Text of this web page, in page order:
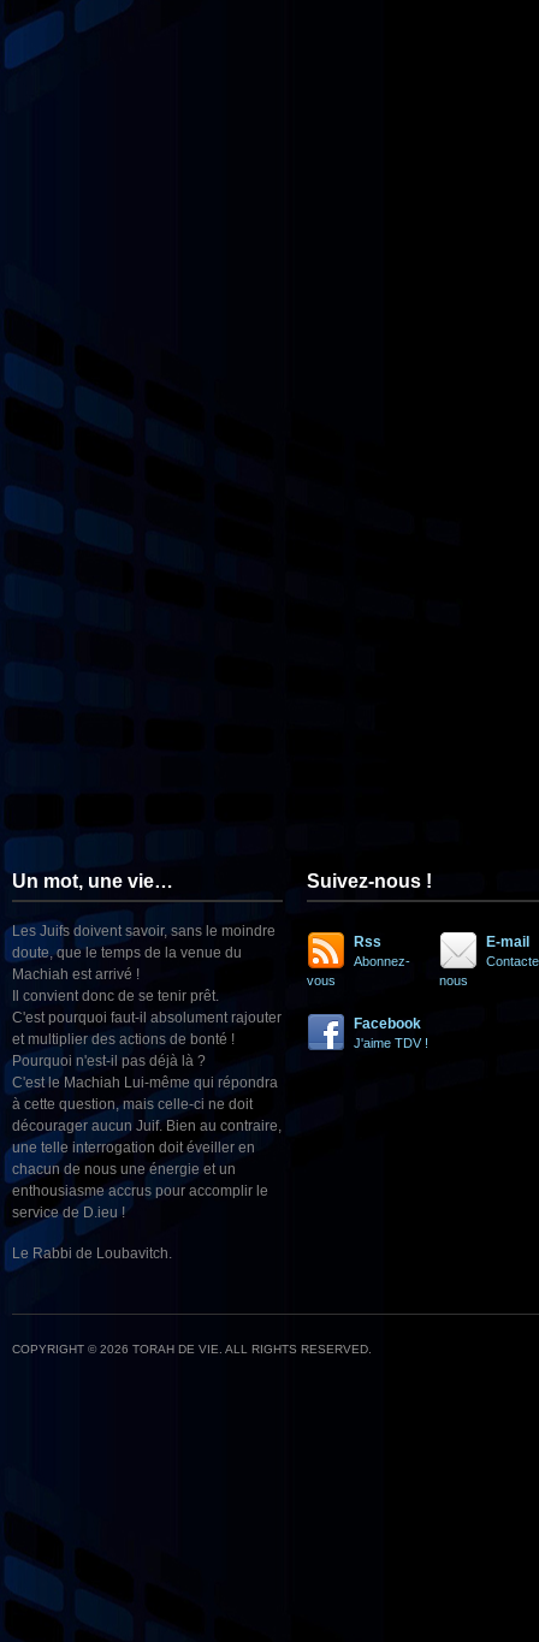
Un mot, une vie…
Les Juifs doivent savoir, sans le moindre
doute, que le temps de la venue du
Machiah est arrivé !
Il convient donc de se tenir prêt.
C'est pourquoi faut-il absolument rajouter
et multiplier des actions de bonté !
Pourquoi n'est-il pas déjà là ?
C'est le Machiah Lui-même qui répondra
à cette question, mais celle-ci ne doit
décourager aucun Juif. Bien au contraire,
une telle interrogation doit éveiller en
chacun de nous une énergie et un
enthousiasme accrus pour accomplir le
service de D.ieu !
Le Rabbi de Loubavitch.
Suivez-nous !
Rss
Abonnez-
vous
E-mail
nous
Facebook
J'aime TDV !
COPYRIGHT © 2026 TORAH DE VIE. ALL RIGHTS RESERVED.